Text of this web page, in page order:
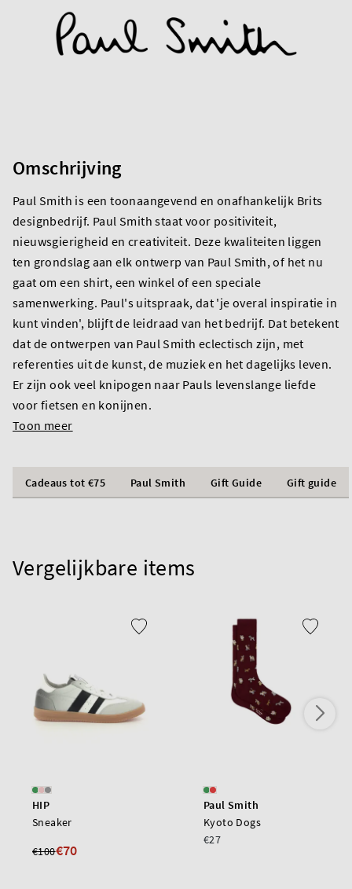
Omschrijving
Paul Smith is een toonaangevend en onafhankelijk Brits
designbedrijf. Paul Smith staat voor positiviteit,
nieuwsgierigheid en creativiteit. Deze kwaliteiten liggen
ten grondslag aan elk ontwerp van Paul Smith, of het nu
gaat om een shirt, een winkel of een speciale
samenwerking. Paul's uitspraak, dat 'je overal inspiratie in
kunt vinden', blijft de leidraad van het bedrijf. Dat betekent
dat de ontwerpen van Paul Smith eclectisch zijn, met
referenties uit de kunst, de muziek en het dagelijks leven.
Er zijn ook veel knipogen naar Pauls levenslange liefde
voor fietsen en konijnen.
Toon meer
Cadeaus tot €75 Paul Smith Gift Guide Gift guide
Vergelijkbare items
HIP
Sneaker
€100€70
Paul Smith
Kyoto Dogs
€27